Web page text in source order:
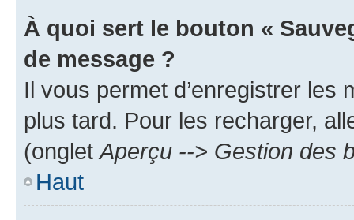
À quoi sert le bouton «
de message ?
Il vous permet d’enregistrer
plus tard. Pour les recharger,
(onglet Aperçu --> Gestion des
Haut